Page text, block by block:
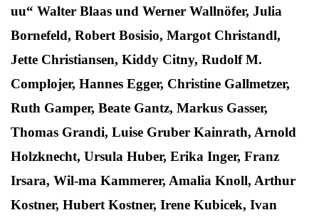
uu“ Walter Blaas und Werner Wallnöfer, Julia
Bornefeld, Robert Bosisio, Margot Christandl,
Jette Christiansen, Kiddy Citny, Rudolf M.
Complojer, Hannes Egger, Christine Gallmetzer,
Ruth Gamper, Beate Gantz, Markus Gasser,
Thomas Grandi, Luise Gruber Kainrath, Arnold
Holzknecht, Ursula Huber, Erika Inger, Franz
Irsara, Wil-ma Kammerer, Amalia Knoll, Arthur
Kostner, Hubert Kostner, Irene Kubicek, Ivan